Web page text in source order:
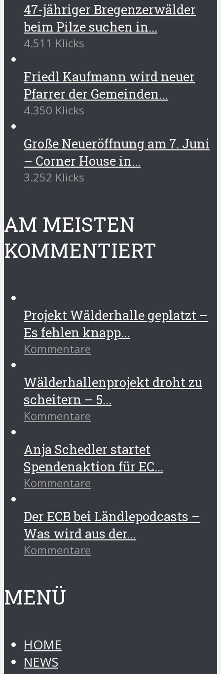
47-jähriger Bregenzerwälder
beim Pilze suchen in...
4.511 Klicks
Friedl Kaufmann wird neuer
Pfarrer der Gemeinden...
4.350 Klicks
Große Neueröffnung am 7. Juni
– Corner House in...
3.252 Klicks
AM MEISTEN
KOMMENTIERT
Projekt Wälderhalle geplatzt –
Es fehlen knapp...
Kommentare
Wälderhallenprojekt droht zu
scheitern – 5...
Kommentare
Anja Schedler startet
Spendenaktion für EC...
Kommentare
Der ECB bei Ländlepodcasts –
Was wird aus der...
Kommentare
MENÜ
HOME
NEWS